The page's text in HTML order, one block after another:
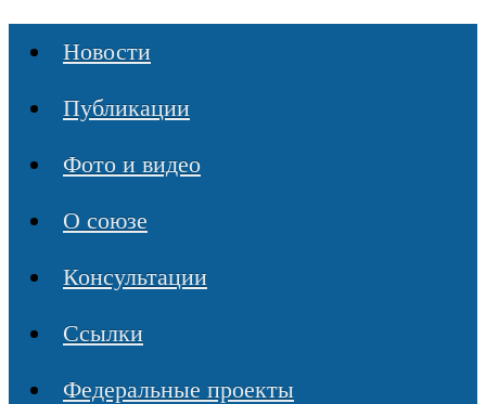
Новости
Публикации
Фото и видео
О союзе
Консультации
Ссылки
Федеральные проекты